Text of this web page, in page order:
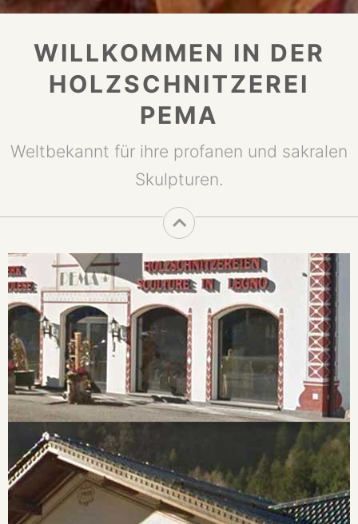
WILLKOMMEN IN DER
HOLZSCHNITZEREI
PEMA
Weltbekannt für ihre profanen und sakralen
Skulpturen.